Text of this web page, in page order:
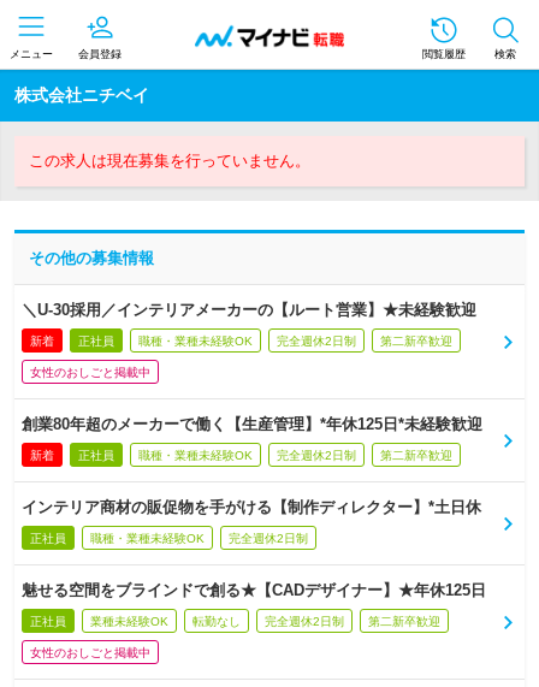
メニュー 会員登録 閲覧履歴 検索
株式会社ニチベイ
この求人は現在募集を行っていません。
その他の募集情報
＼U-30採用／インテリアメーカーの【ルート営業】★未経験歓迎
新着 正社員 職種・業種未経験OK 完全週休2日制 第二新卒歓迎
女性のおしごと掲載中
創業80年超のメーカーで働く【生産管理】*年休125日*未経験歓迎
新着 正社員 職種・業種未経験OK 完全週休2日制 第二新卒歓迎
インテリア商材の販促物を手がける【制作ディレクター】*土日休
正社員 職種・業種未経験OK 完全週休2日制
魅せる空間をブラインドで創る★【CADデザイナー】★年休125日
正社員 業種未経験OK 転勤なし 完全週休2日制 第二新卒歓迎
女性のおしごと掲載中